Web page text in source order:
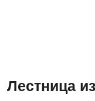
Лестница